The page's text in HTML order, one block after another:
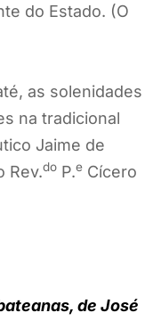
do Estado. (O
as solenidades
na tradicional
Jaime de
Rev.do P.e Cícero
de José